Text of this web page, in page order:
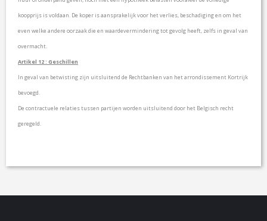
koopprijs is voldaan. De koper is aansprakelijk voor het verlies, beschadiging en om het
even welke andere oorzaak die en waardevermindering tot gevolg heeft, zelfs in geval van
overmacht.
Artikel 12 : Geschillen
In geval van betwisting zijn uitsluitend de Rechtbanken van het arrondissement Kortrijk
bevoegd.
De contractuele relaties tussen partijen worden uitsluitend door het Belgisch recht
geregeld.